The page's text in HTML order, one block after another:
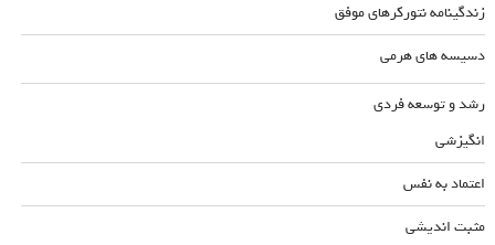
زندگینامه نتورکرهای موفق
دسیسه های هرمی
رشد و توسعه فردی
انگیزشی
اعتماد به نفس
مثبت اندیشی